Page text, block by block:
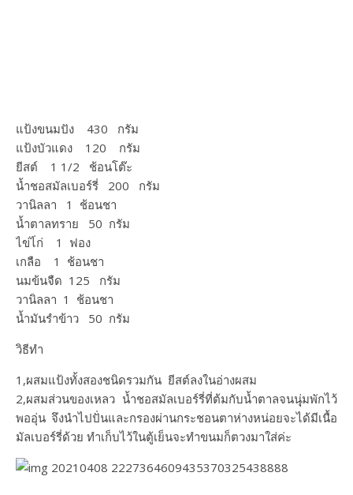
แป้งขนมปัง​ 430​ กรัม
แป้งบัวแดง​ 120​ กรัม
ยีสต์​ 1​ 1/2​ ช้อนโต๊ะ
น้ำชอสมัลเบอร์รี่​ 200​ กรัม​
วานิลลา​ 1​ ช้อนชา
น้ำตาลทราย​ 50 กรัม
ไข่ไ่ก่ 1​ ฟอง
เกลือ​ 1​ ช้อนชา
นมข้นจืด​ 125 กรัม​
วานิลลา​ 1​ ช้อนชา
น้ำมันรำข้าว​ 50​ กรัม
วิธีทำ
1,ผสมแป้งทั้งสองชนิดรวมกัน ยีสต์ลงในอ่างผสม
2,ผสมส่วนของเหลว น้ำชอสมัลเบอร์รี่ที่ต้มกับน้ำตาลจนนุุ่มพักไว้
พออุ่น จึงนำไปปั่นและกรองผ่านกระชอนตาห่างหน่อยจะได้มีเนื้อ
มัลเบอร์รี่ด้วย ทำเก็บไว้ในตู้เย็นจะทำขนมก็ตวงมาใส่ค่ะ